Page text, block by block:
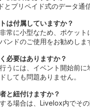
プリペイド式のデータ通
は付属していますか？
常に小型なため、ポケッ
ンドのご使用をお勧めしま
必要はありますか？
うには、イベント開始前
しても問題ありません。
と紐付けますか？
る場合は、Livelox内でそ